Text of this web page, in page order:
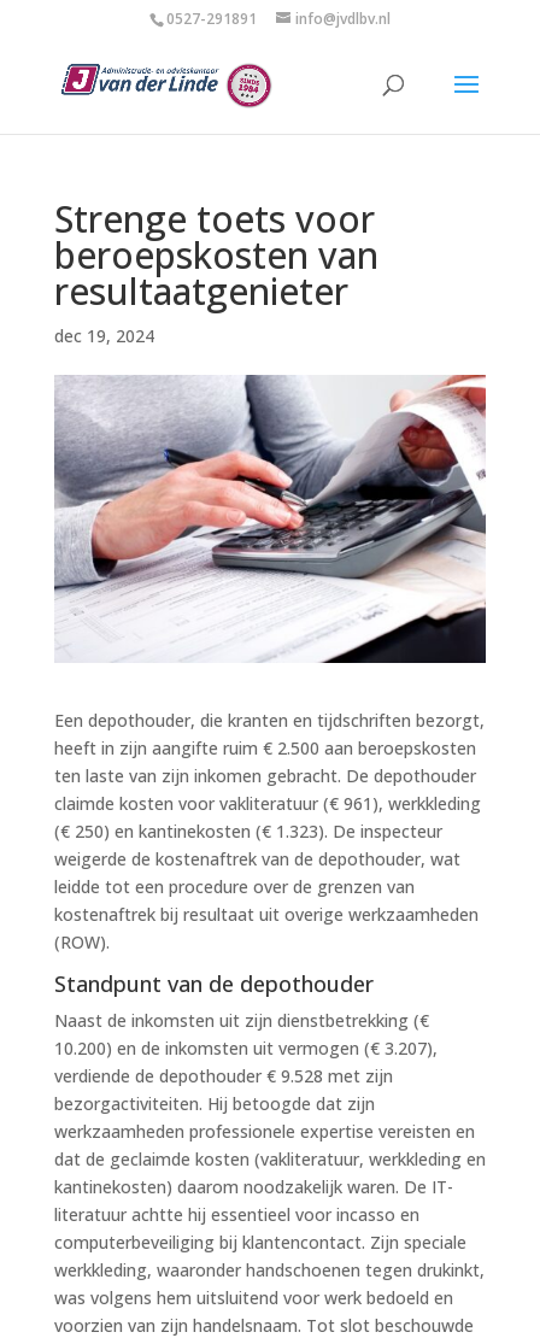
0527-291891 info@jvdlbv.nl
Strenge toets voor
beroepskosten van
resultaatgenieter
dec 19, 2024
Een depothouder, die kranten en tijdschriften bezorgt,
heeft in zijn aangifte ruim € 2.500 aan beroepskosten
ten laste van zijn inkomen gebracht. De depothouder
claimde kosten voor vakliteratuur (€ 961), werkkleding
(€ 250) en kantinekosten (€ 1.323). De inspecteur
weigerde de kostenaftrek van de depothouder, wat
leidde tot een procedure over de grenzen van
kostenaftrek bij resultaat uit overige werkzaamheden
(ROW).
Standpunt van de depothouder
Naast de inkomsten uit zijn dienstbetrekking (€
10.200) en de inkomsten uit vermogen (€ 3.207),
verdiende de depothouder € 9.528 met zijn
bezorgactiviteiten. Hij betoogde dat zijn
werkzaamheden professionele expertise vereisten en
dat de geclaimde kosten (vakliteratuur, werkkleding en
kantinekosten) daarom noodzakelijk waren. De IT-
literatuur achtte hij essentieel voor incasso en
computerbeveiliging bij klantencontact. Zijn speciale
werkkleding, waaronder handschoenen tegen drukinkt,
was volgens hem uitsluitend voor werk bedoeld en
voorzien van zijn handelsnaam. Tot slot beschouwde